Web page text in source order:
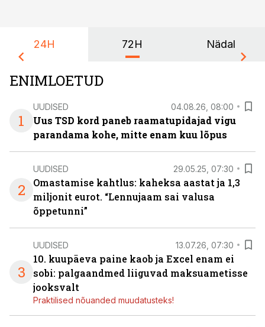
24H 72H Nädal
ENIMLOETUD
1
UUDISED 04.08.26, 08:00
Uus TSD kord paneb raamatupidajad vigu
parandama kohe, mitte enam kuu lõpus
2
UUDISED 29.05.25, 07:30
Omastamise kahtlus: kaheksa aastat ja 1,3
miljonit eurot. “Lennujaam sai valusa
õppetunni”
3
UUDISED 13.07.26, 07:30
10. kuupäeva paine kaob ja Excel enam ei
sobi: palgaandmed liiguvad maksuametisse
jooksvalt
Praktilised nõuanded muudatusteks!